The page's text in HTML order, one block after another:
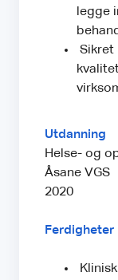
legge
Sikret
Utdanning
Helse- og
Åsane VGS
2020
Ferdigheter